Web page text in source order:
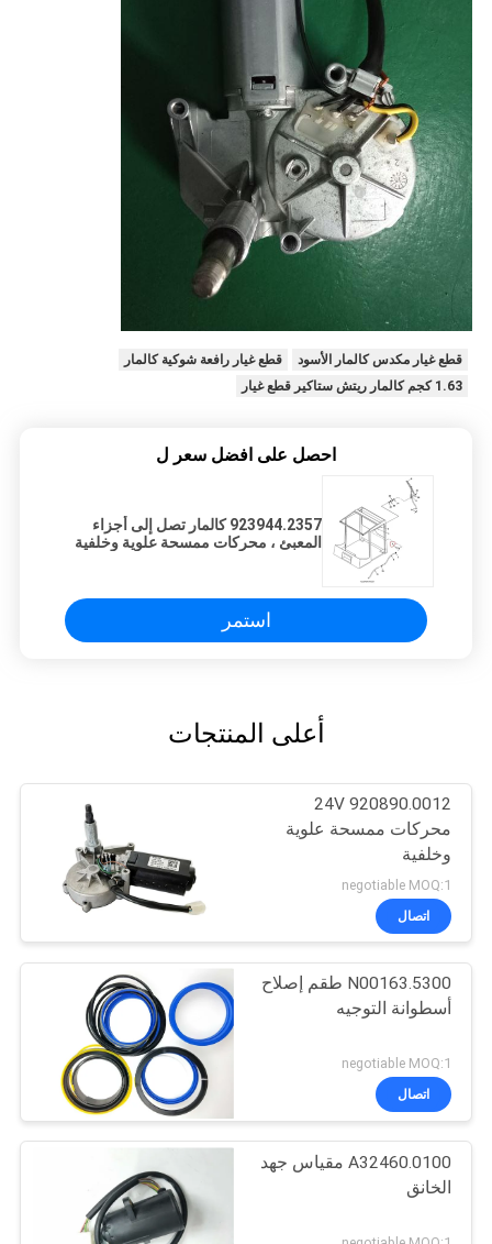
قطع غيار مكدس كالمار الأسود
قطع غيار رافعة شوكية كالمار
1.63 كجم كالمار ريتش ستاكير قطع غيار
احصل على افضل سعر ل
923944.2357 كالمار تصل إلى أجزاء
المعبئ ، محركات ممسحة علوية وخلفية
استمر
أعلى المنتجات
24V 920890.0012
محركات ممسحة علوية
وخلفية
negotiable MOQ:1
اتصال
N00163.5300 طقم إصلاح
أسطوانة التوجيه
negotiable MOQ:1
اتصال
A32460.0100 مقياس جهد
الخانق